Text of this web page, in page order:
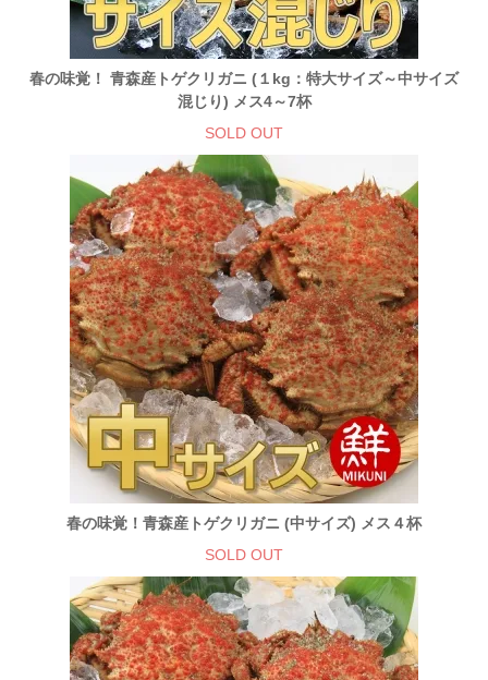
春の味覚！ 青森産トゲクリガニ (１kg：特大サイズ～中サイズ
混じり) メス4～7杯
SOLD OUT
春の味覚！青森産トゲクリガニ (中サイズ) メス４杯
SOLD OUT